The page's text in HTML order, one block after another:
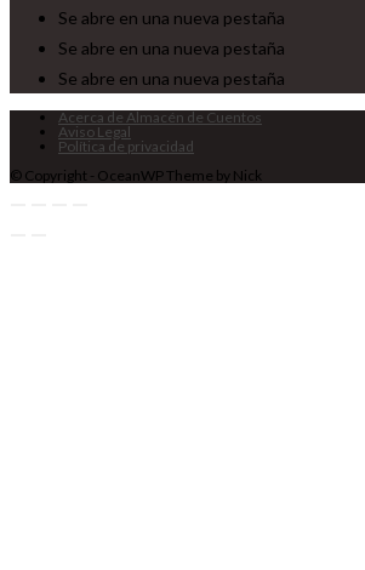
Se abre en una nueva pestaña
Se abre en una nueva pestaña
Se abre en una nueva pestaña
Acerca de Almacén de Cuentos
Aviso Legal
Política de privacidad
© Copyright - OceanWP Theme by Nick